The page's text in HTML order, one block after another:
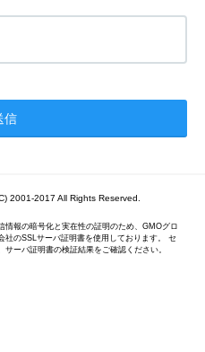
2001-2017 All Rights Reserved.
情報の暗号化と実在性の証明のため、GMOグロ
社のSSLサーバ証明書を使用しております。 セ
サーバ証明書の検証結果をご確認ください。